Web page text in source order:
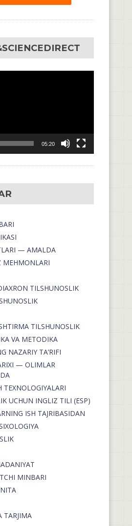
05:20
— AMALDA
MEHMONLARI
TILSHUNOSLIK
TILSHUNOSLIK
VA METODIKA
NAZARIY TA’RIFI
— OLIMLAR
TEXNOLOGIYALARI
UCHUN INGLIZ TILI (ESP)
ISH TAJRIBASIDAN
MINBARI
TARJIMA